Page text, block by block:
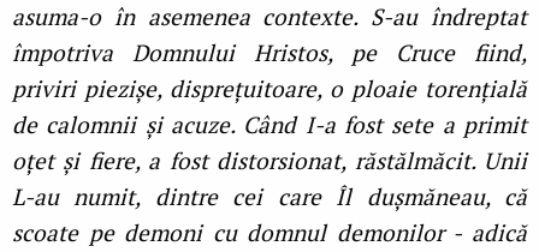
asuma-o în asemenea contexte. S-au îndreptat
împotriva Domnului Hristos, pe Cruce fiind,
priviri piezișe, disprețuitoare, o ploaie torențială
de calomnii și acuze. Când I-a fost sete a primit
oțet și fiere, a fost distorsionat, răstălmăcit. Unii
L-au numit, dintre cei care Îl dușmăneau, că
scoate pe demoni cu domnul demonilor - adică